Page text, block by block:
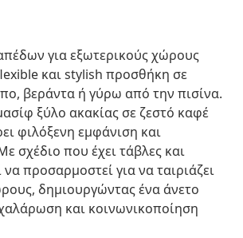
για εξωτερικούς χώρους
και stylish προσθήκη σε
βεράντα ή γύρω από την πισίνα.
ξύλο ακακίας σε ζεστό καφέ
φιλόξενη εμφάνιση και
σχέδιο που έχει τάβλες και
προσαρμοστεί για να ταιριάζει
δημιουργώντας ένα άνετο
και κοινωνικοποίηση